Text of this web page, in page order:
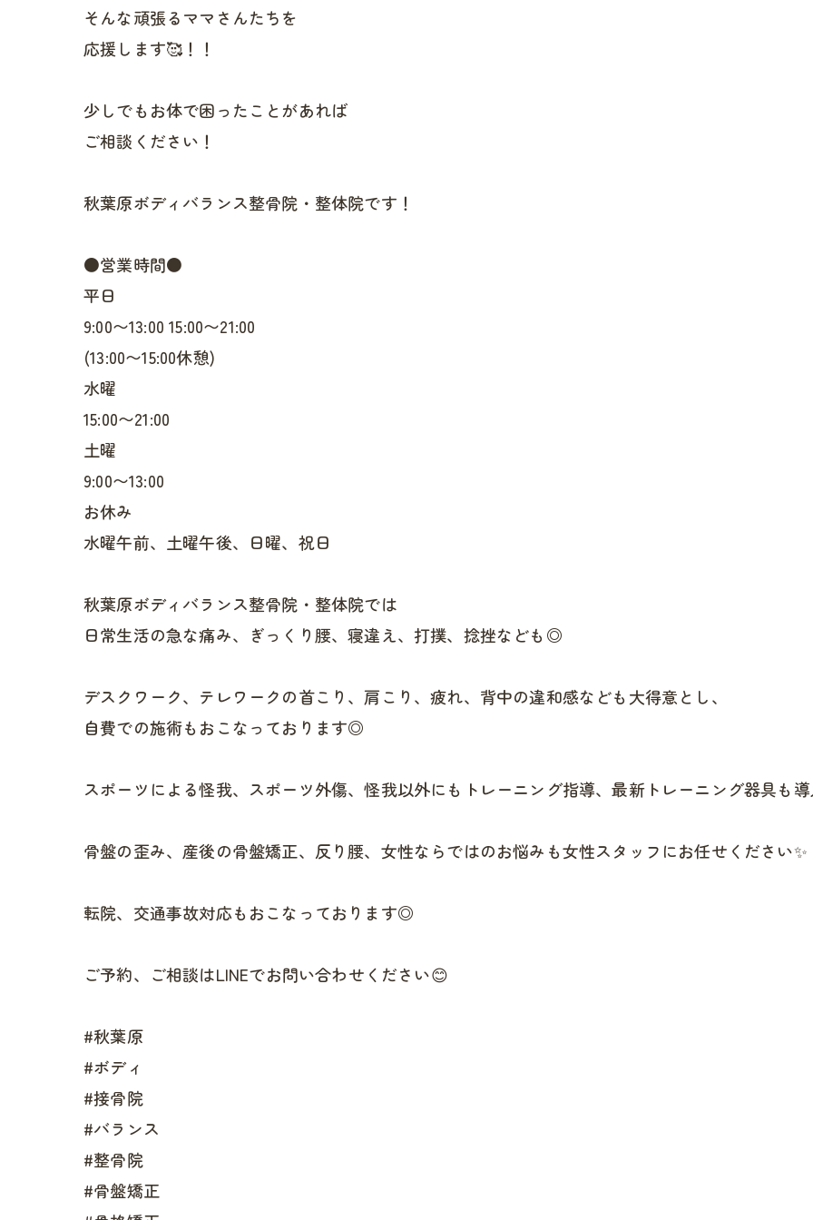
そんな頑張るママさんたちを
応援します🥰！！
少しでもお体で困ったことがあれば
ご相談ください！
秋葉原ボディバランス整骨院・整体院です！
●営業時間●
平日
9:00〜13:00 15:00〜21:00
(13:00〜15:00休憩)
水曜
15:00〜21:00
土曜
9:00〜13:00
お休み
水曜午前、土曜午後、日曜、祝日
秋葉原ボディバランス整骨院・整体院では
日常生活の急な痛み、ぎっくり腰、寝違え、打撲、捻挫なども◎
デスクワーク、テレワークの首こり、肩こり、疲れ、背中の違和感なども大得意とし、
自費での施術もおこなっております◎
スポーツによる怪我、スポーツ外傷、怪我以外にもトレーニング指導、最新トレーニング器具も
骨盤の歪み、産後の骨盤矯正、反り腰、女性ならではのお悩みも女性スタッフにお任せください✨
転院、交通事故対応もおこなっております◎
ご予約、ご相談はLINEでお問い合わせください😊
#秋葉原
#ボディ
#接骨院
#バランス
#整骨院
#骨盤矯正